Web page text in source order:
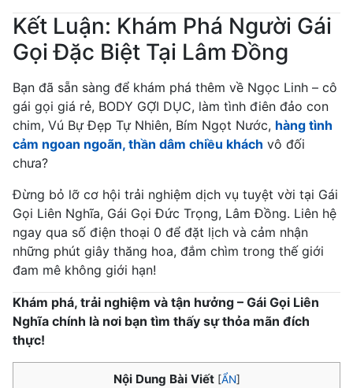
Kết Luận: Khám Phá Người Gái
Gọi Đặc Biệt Tại Lâm Đồng
Bạn đã sẵn sàng để khám phá thêm về Ngọc Linh – cô
gái gọi giá rẻ, BODY GỢI DỤC, làm tình điên đảo con
chim, Vú Bự Đẹp Tự Nhiên, Bím Ngọt Nước, hàng tình
cảm ngoan ngoãn, thần dâm chiều khách vô đối
chưa?
Đừng bỏ lỡ cơ hội trải nghiệm dịch vụ tuyệt vời tại Gái
Gọi Liên Nghĩa, Gái Gọi Đức Trọng, Lâm Đồng. Liên hệ
ngay qua số điện thoại 0 để đặt lịch và cảm nhận
những phút giây thăng hoa, đắm chìm trong thế giới
đam mê không giới hạn!
Khám phá, trải nghiệm và tận hưởng – Gái Gọi Liên
Nghĩa chính là nơi bạn tìm thấy sự thỏa mãn đích
thực!
Nội Dung Bài Viết [ẨN]